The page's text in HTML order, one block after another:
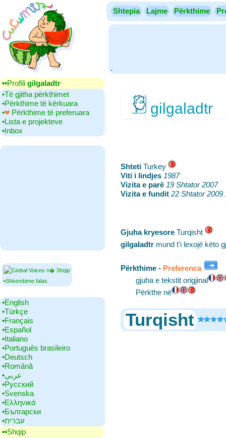
Shtepia Lajme Përkthime
.
▪▪‎Profili gilgaladtr
•‎Të gjitha përkthimet
•‎Përkthime të kërkuara
•‎
Përkthime të preferuara
•‎Lista e projekteve
•‎Inbox
▪Shkembime falas
•‎English
•‎Türkçe
•‎Français
•‎Español
•‎Italiano
•‎Português brasileiro
•‎Deutsch
•‎Română
•‎عربي
•‎Русский
•‎Svenska
•‎Ελληνικά
•‎Български
•‎עברית
▪▪‎Shqip
gilgaladtr
Shteti ‎Turkey
Viti i lindjes 1987
Vizita e parë 19 Shtator 2007
Vizita e fundit 22 Shtator 2009
Gjuha kryesore ‎Turqisht
gilgaladtr mund t'i lexojë këto
Përkthime - Preferenca
gjuha e tekstit origjinal
Përkthe në
Turqisht